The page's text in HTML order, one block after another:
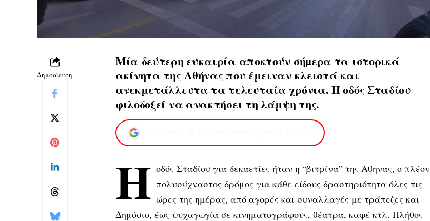
Δημοσίευση
Μία δεύτερη ευκαιρία αποκτούν σήµερα τα ιστορικά
ακίνητα της Αθήνας που έμειναν κλειστά και
ανεκμετάλλευτα τα τελευταία χρόνια. Η οδός Σταδίου
φιλοδοξεί να ανακτήσει τη λάμψη της.
Η οδός Σταδίου για δεκαετίες ήταν η “βιτρίνα” της Αθηνας, ο πλέον
πολυσύχναστος δρόμος για κάθε είδους δραστηριότητα όλες τις
ώρες της ημέρας, από αγορές και συναλλαγές με τράπεζες και
Δημόσιο, έως ψυχαγωγία σε κινηματογράφους, θέατρα, καφέ κτλ. Πλήθος